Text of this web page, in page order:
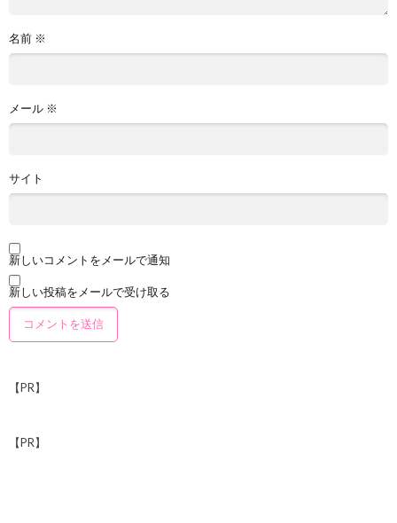
名前 ※
メール ※
サイト
新しいコメントをメールで通知
新しい投稿をメールで受け取る
【PR】
【PR】